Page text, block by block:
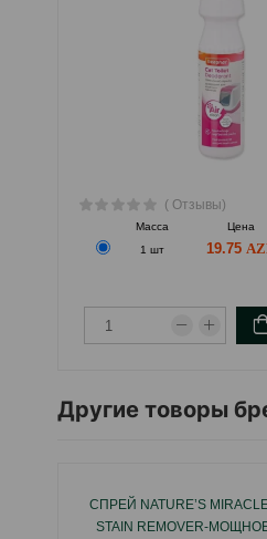
( Отзывы)
Масса Цена
1 шт
19.75
Другие товоры
СПРЕЙ NATURE’S
STAIN REMOVER-